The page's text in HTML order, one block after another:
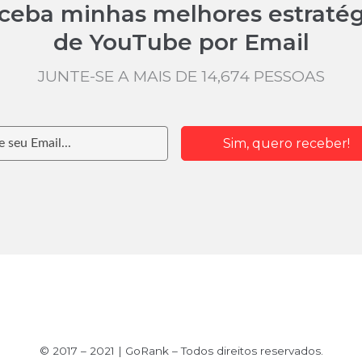
minhas melhores
de YouTube por Email
JUNTE-SE A MAIS DE 14,674 PESSOAS
Sim, quero receber!
© 2017 – 2021 | GoRank – Todos direitos reservados.